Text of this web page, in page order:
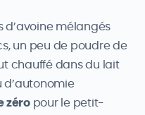
d’avoine mélangés
un peu de poudre de
chauffé dans du lait
d’autonomie
zéropour le petit-